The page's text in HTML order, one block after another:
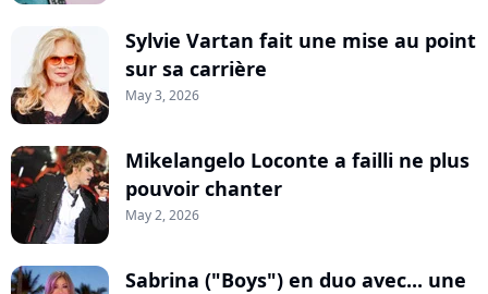
Sylvie Vartan fait une mise au point
sur sa carrière
May 3, 2026
Mikelangelo Loconte a failli ne plus
pouvoir chanter
May 2, 2026
Sabrina ("Boys") en duo avec... une